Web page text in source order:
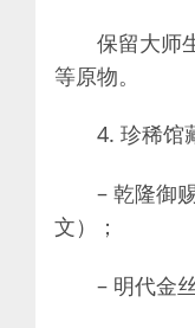
保留大师
等原物。
4. 珍稀馆
– 乾隆御
文）；
– 明代金